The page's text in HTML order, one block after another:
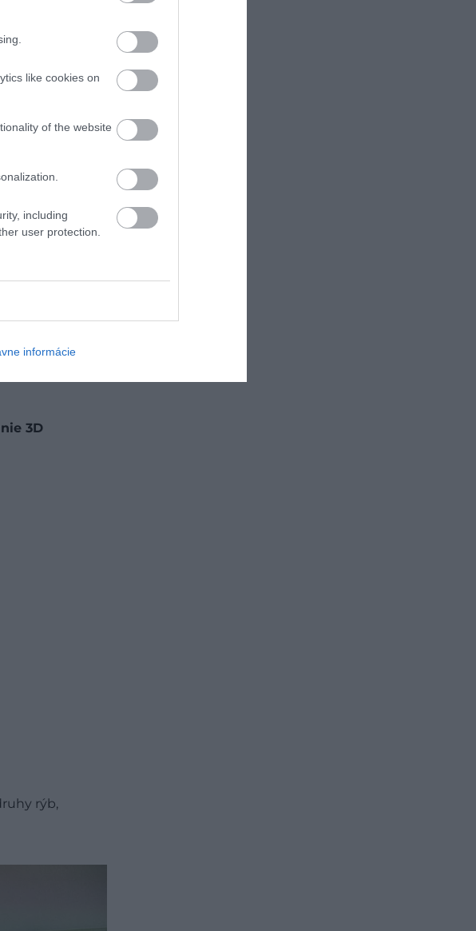
like cookies on
of the website
including
user protection.
informácie
ako
s ktorým sa
3D
rýb,